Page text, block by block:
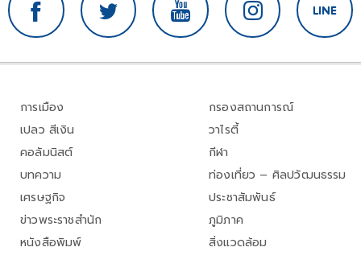
การเมือง
เปลว สีเงิน
คอลัมนิสต์
บทความ
เศรษฐกิจ
ข่าวพระราชสำนัก
หนังสือพิมพ์
กรองสถานการณ์
วาไรตี้
กีฬา
ท่องเที่ยว – ศิลปวัฒนธรรม
ประชาสัมพันธ์
ภูมิภาค
สิ่งแวดล้อม